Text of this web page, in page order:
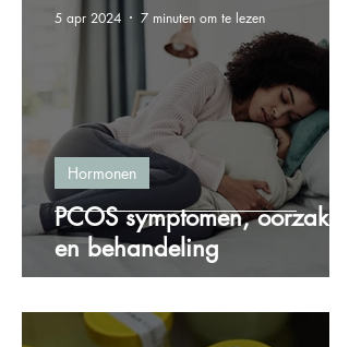
PCOS symptomen, oorzaken
en behandeling
Hormonen
5 apr 2024 7 minuten om te lezen